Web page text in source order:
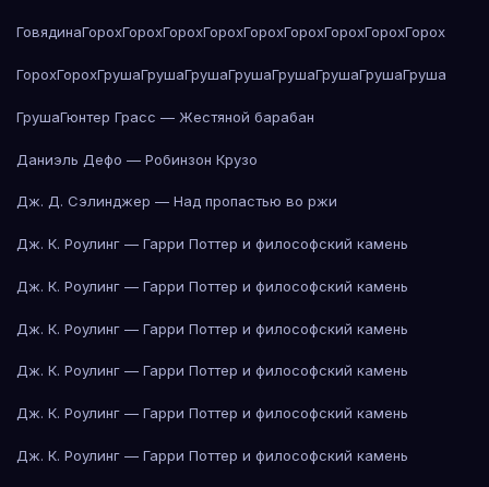
ГовядинаГорохГорохГорохГорохГорохГорохГорохГорохГорох
ГорохГорохГрушаГрушаГрушаГрушаГрушаГрушаГрушаГруша
ГрушаГюнтер Грасс — Жестяной барабан
Даниэль Дефо — Робинзон Крузо
Дж. Д. Сэлинджер — Над пропастью во ржи
Дж. К. Роулинг — Гарри Поттер и философский камень
Дж. К. Роулинг — Гарри Поттер и философский камень
Дж. К. Роулинг — Гарри Поттер и философский камень
Дж. К. Роулинг — Гарри Поттер и философский камень
Дж. К. Роулинг — Гарри Поттер и философский камень
Дж. К. Роулинг — Гарри Поттер и философский камень